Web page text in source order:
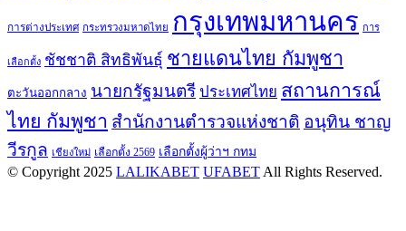
การต่างประเทศ กระทรวงมหาดไทย กรุงเทพมหานคร การ
เลือกตั้ง ชัชชาติ สิทธิพันธุ์ ชายแดนไทย กัมพูชา
ตะวันออกกลาง นายกรัฐมนตรี ประเทศไทย สถานการณ์
ไทย กัมพูชา สำนักงานตำรวจแห่งชาติ อนุทิน ชาญ
วีรกูล เชียงใหม่ เลือกตั้ง 2569 เลือกตั้งผู้ว่าฯ กทม
© Copyright 2025 LALIKABET UFABET All Rights Reserved.